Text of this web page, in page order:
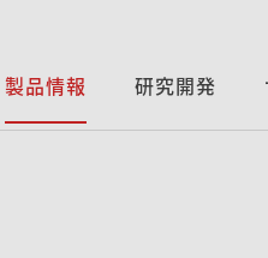
製品情報 研究開発